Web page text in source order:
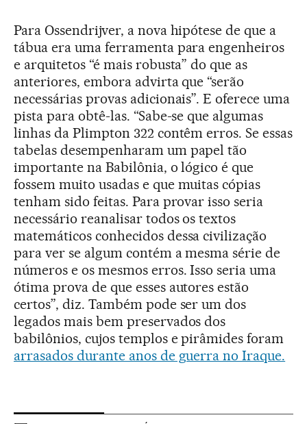
Para Ossendrijver, a nova hipótese de que a
tábua era uma ferramenta para engenheiros
e arquitetos “é mais robusta” do que as
anteriores, embora advirta que “serão
necessárias provas adicionais”. E oferece uma
pista para obtê-las. “Sabe-se que algumas
linhas da Plimpton 322 contêm erros. Se essas
tabelas desempenharam um papel tão
importante na Babilônia, o lógico é que
fossem muito usadas e que muitas cópias
tenham sido feitas. Para provar isso seria
necessário reanalisar todos os textos
matemáticos conhecidos dessa civilização
para ver se algum contém a mesma série de
números e os mesmos erros. Isso seria uma
ótima prova de que esses autores estão
certos”, diz. Também pode ser um dos
legados mais bem preservados dos
babilônios, cujos templos e pirâmides foram
arrasados durante anos de guerra no Iraque.